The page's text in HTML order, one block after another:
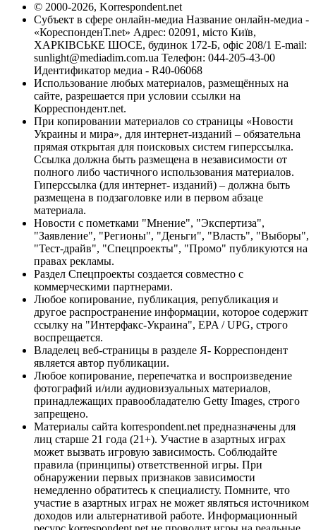
© 2000-2026, Korrespondent.net
Субъект в сфере онлайн-медиа Название онлайн-медиа -
«КореспонденТ.net» Адрес: 02091, місто Київ,
ХАРКІВСЬКЕ ШОСЕ, будинок 172-Б, офіс 208/1 E-mail:
sunlight@mediadim.com.ua Телефон: 044-205-43-00
Идентификатор медиа - R40-06068
Использование любых материалов, размещённых на
сайте, разрешается при условии ссылки на
Корреспондент.net.
При копировании материалов со страницы «Новости
Украины и мира», для интернет-изданий – обязательна
прямая открытая для поисковых систем гиперссылка.
Ссылка должна быть размещена в независимости от
полного либо частичного использования материалов.
Гиперссылка (для интернет- изданий) – должна быть
размещена в подзаголовке или в первом абзаце
материала.
Новости с пометками "Мнение", "Экспертиза",
"Заявление", "Регионы", "Деньги", "Власть", "Выборы",
"Тест-драйв", "Спецпроекты", "Промо" публикуются на
правах рекламы.
Раздел Спецпроекты создается совместно с
коммерческими партнерами.
Любое копирование, публикация, републикация и
другое распространение информации, которое содержит
ссылку на "Интерфакс-Украина", EPA / UPG, строго
воспрещается.
Владелец веб-страницы в разделе Я- Корреспондент
является автор публикации.
Любое копирование, перепечатка и воспроизведение
фотографий и/или аудиовизуальных материалов,
принадлежащих правообладателю Getty Images, строго
запрещено.
Материалы сайта korrespondent.net предназначены для
лиц старше 21 года (21+). Участие в азартных играх
может вызвать игровую зависимость. Соблюдайте
правила (принципы) ответственной игры. При
обнаружении первых признаков зависимости
немедленно обратитесь к специалисту. Помните, что
участие в азартных играх не может являться источником
доходов или альтернативой работе. Информационный